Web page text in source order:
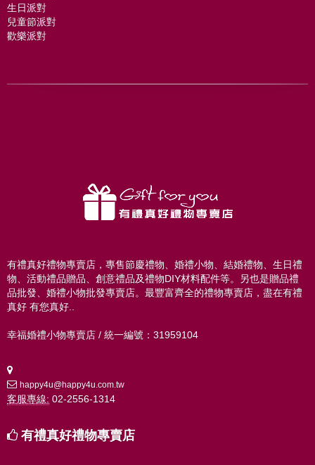
生日派對
兒童節派對
歡樂派對
有禮真好禮物專賣店，專售節慶禮物、婚禮小物、結婚禮物、生日禮
物、活動禮品贈品、創意禮品及禮物DIY材料配件等。另也是贈品禮
品批發、婚禮小物批發專賣店。最豐富齊全的禮物專賣店，盡在有禮
真好 有您真好..
幸福婚禮小物專賣店 / 統一編號：31959104
happy4u@happy4u.com.tw
客服專線: 02-2556-1314
有禮真好禮物專賣店